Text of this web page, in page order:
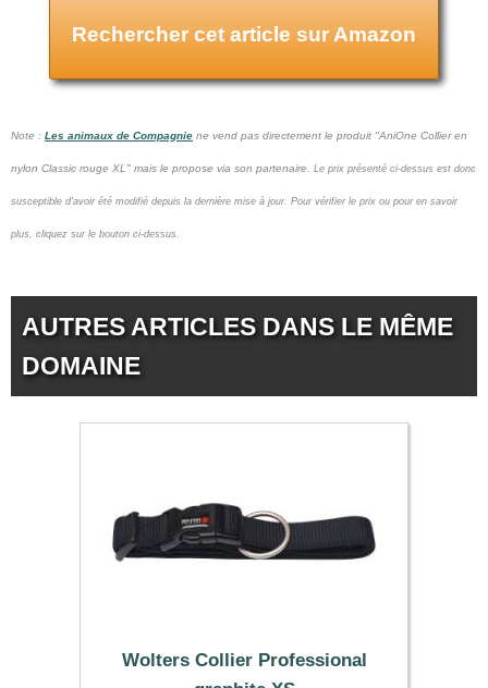
Rechercher cet article sur Amazon
Note : Les animaux de Compagnie ne vend pas directement le produit "AniOne Collier en
nylon Classic rouge XL" mais le propose via son partenaire. Le prix présenté ci-dessus est donc
susceptible d'avoir été modifié depuis la dernière mise à jour. Pour vérifier le prix ou pour en savoir
plus, cliquez sur le bouton ci-dessus.
AUTRES ARTICLES DANS LE MÊME
DOMAINE
Wolters Collier Professional